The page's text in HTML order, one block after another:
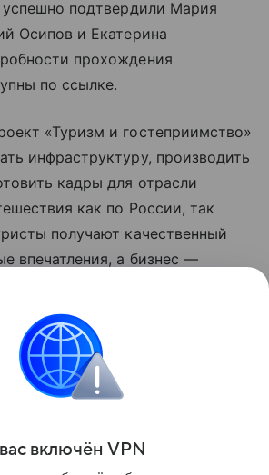
успешно подтвердили Мария
Осипов и Екатерина
прохождения
по ссылке.
«Туризм и гостеприимство»
инфраструктуру, производить
кадры для отрасли
как по России, так
получают качественный
впечатления, а бизнес —
и интересными.
реализуются
РФ Владимира Путина
Поделиться
включён VPN